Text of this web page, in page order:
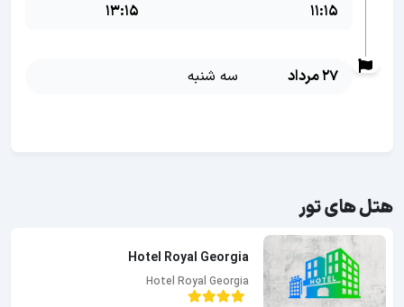
11:15
13:15
27 مرداد سه شنبه
هتل های تور
Hotel Royal Georgia
Hotel Royal Georgia